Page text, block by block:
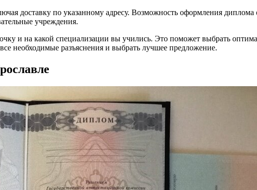
доставку по указанному адресу. Возможность оформления диплома
учреждения.
и на какой специализации вы учились. Это поможет выбрать
необходимые разъяснения и выбрать лучшее предложение.